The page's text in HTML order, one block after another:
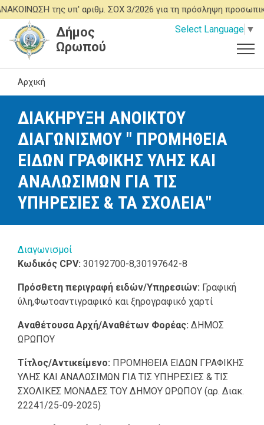
Παράκαμψη
προς
κυρίως
περιεχόμενο
της υπ' αριθμ. ΣΟΧ 3/2026 για τη πρόσληψη
Select Language ▼
Δήμος
Ωρωπού
Αρχική
ΔΙΑΚΗΡΥΞΗ ΑΝΟΙΚΤΟΥ
ΔΙΑΓΩΝΙΣΜΟΥ " ΠΡΟΜΗΘΕΙΑ
ΕΙΔΩΝ ΓΡΑΦΙΚΗΣ ΥΛΗΣ ΚΑΙ
ΑΝΑΛΩΣΙΜΩΝ ΓΙΑ ΤΙΣ
ΥΠΗΡΕΣΙΕΣ & ΤΑ ΣΧΟΛΕΙΑ"
Διαγωνισμοί
Κωδικός CPV: 30192700-8,30197642-8
Πρόσθετη περιγραφή ειδών/Υπηρεσιών: Γραφική
ύλη,Φωτοαντιγραφικό και ξηρογραφικό χαρτί
Αναθέτουσα Αρχή/Αναθέτων Φορέας: ΔΗΜΟΣ
ΩΡΩΠΟΥ
Τίτλος/Αντικείμενο: ΠΡΟΜΗΘΕΙΑ ΕΙΔΩΝ ΓΡΑΦΙΚΗΣ
ΥΛΗΣ ΚΑΙ ΑΝΑΛΩΣΙΜΩΝ ΓΙΑ ΤΙΣ ΥΠΗΡΕΣΙΕΣ & ΤΙΣ
ΣΧΟΛΙΚΕΣ ΜΟΝΑΔΕΣ ΤΟΥ ΔΗΜΟΥ ΩΡΩΠΟΥ (αρ. Διακ.
22241/25-09-2025)